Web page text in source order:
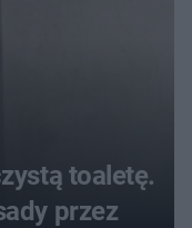
toaletę.
przez